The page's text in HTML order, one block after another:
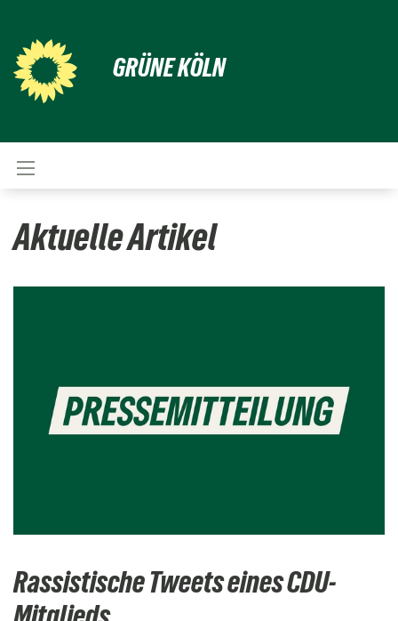
GRÜNE KÖLN
Aktuelle Artikel
Rassistische Tweets eines CDU-